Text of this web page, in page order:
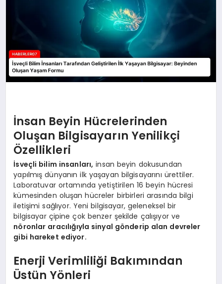
İnsan Beyin Hücrelerinden
Oluşan Bilgisayarın Yenilikçi
Özellikleri
İsveçli bilim insanları, insan beyin dokusundan
yapılmış dünyanın ilk yaşayan bilgisayarını ürettiler.
Laboratuvar ortamında yetiştirilen 16 beyin hücresi
kümesinden oluşan hücreler birbirleri arasında bilgi
iletişimi sağlıyor. Yeni bilgisayar, geleneksel bir
bilgisayar çipine çok benzer şekilde çalışıyor ve
nöronlar aracılığıyla sinyal gönderip alan devreler
gibi hareket ediyor.
Enerji Verimliliği Bakımından
Üstün Yönleri